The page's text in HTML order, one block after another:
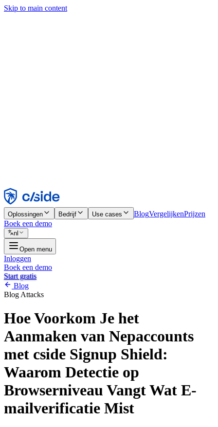
Skip to main content
Weigeren
Oplossingen Bedrijf Use cases BlogVergelijkenPrijzen
Boek een demo
nl
Open menu
Inloggen
Boek een demo
Start gratis
Blog
Blog Attacks
Hoe Voorkom Je het
Aanmaken van Nepaccounts
met cside Signup Shield:
Waarom Detectie op
Browserniveau Vangt Wat E-
mailverificatie Mist